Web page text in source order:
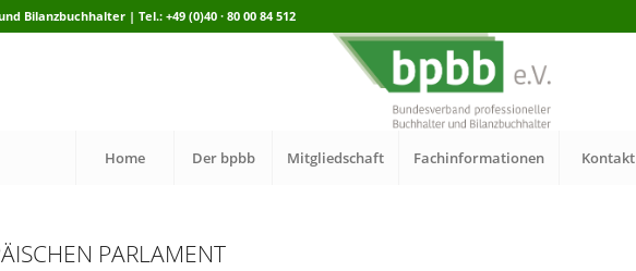
Bilanzbuchhalter | Tel.: +49 (0)40 · 80 00 84 512
Home Der bpbb Mitgliedschaft Fachinformationen Kontakt
PARLAMENT